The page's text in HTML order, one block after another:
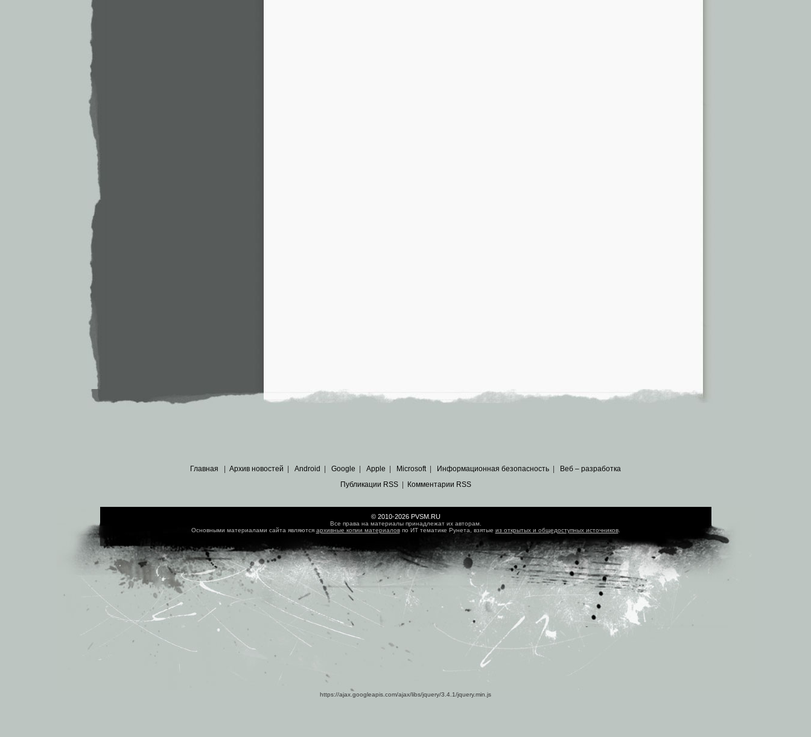
Главная Архив новостей Android Google Apple Microsoft| Информационная безопасность
Веб – разработка
Публикации RSS| Комментарии RSS
© 2010-2026 PVSM.RU
Все права на материалы принадлежат их авторам.
Основными материалами сайта являются архивные копии материаловпо ИТ тематике Рунета, взятые из открытых и общедоступных источников.
https://ajax.googleapis.com/ajax/libs/jquery/3.4.1/jquery.min.js